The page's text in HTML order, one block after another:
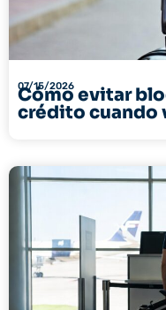
07/15/2026
Cómo evitar
crédito cuando